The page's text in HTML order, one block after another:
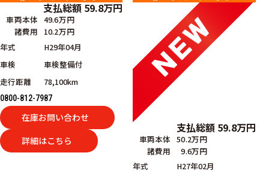
支払総額 59.8万円
車両本体 49.6万円
諸費用
10.2万円
年式
H29年04月
車検
車検整備付
走行距離
78,100km
0800-812-7987
在庫お問い合わせ
詳細はこちら
支払総額 59.8万円
車両本体 50.2万円
諸費用
9.6万円
年式
H27年02月